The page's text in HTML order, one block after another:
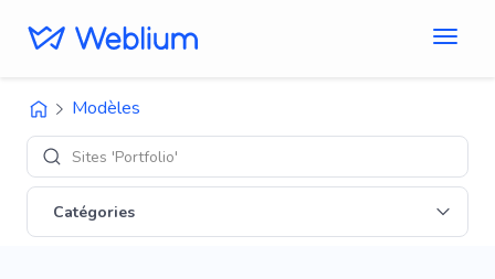
Modèles
Sites 'Portfolio'
Catégories